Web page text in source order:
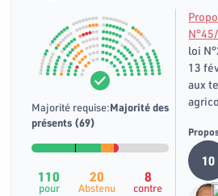
Majorité requise:Majorité des
présents (69)
110
pour
20
Abstenu
8
contre
loi
13
aux
10